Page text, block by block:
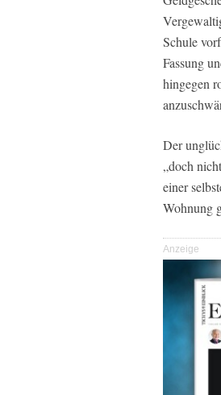
Schule
Fassung
hingegen
Der
„doch
einer
Wohnung
Anzeige